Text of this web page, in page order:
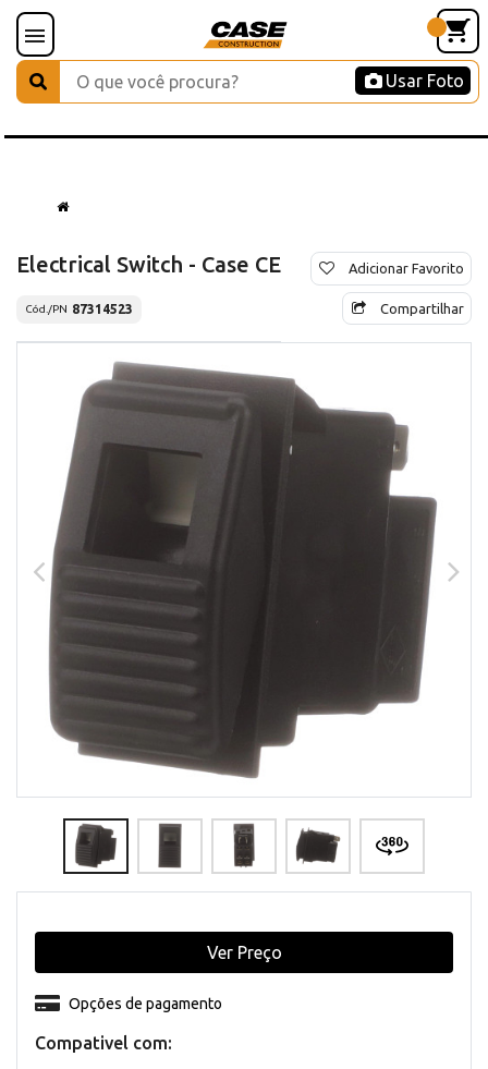
Usar Foto
Electrical Switch - Case CE
Cód./PN 87314523
Adicionar Favorito
Compartilhar
Compativel com:
Opções de pagamento
Ver Preço